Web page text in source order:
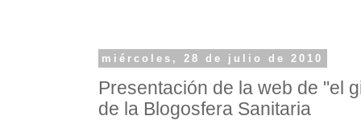
miércoles, 28 de julio de 2010
Presentación de la web de "el
de la Blogosfera Sanitaria